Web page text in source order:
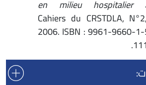
en milieu hospitalier
Cahiers du CRSTDLA,
2006. ISBN : 9961-9660-